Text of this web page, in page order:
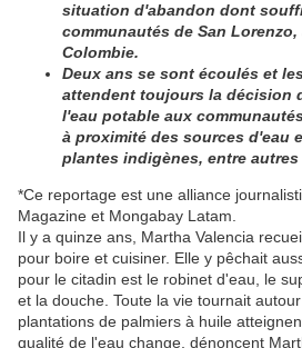
situation d'abandon dont
communautés de San
Colombie.
Deux ans se sont écoulés et
attendent toujours la décision
l'eau potable aux
à proximité des sources d'eau
plantes indigènes, entre autres
*Ce reportage est une alliance
Magazine et Mongabay Latam.
Il y a quinze ans, Martha Valencia
pour boire et cuisiner. Elle y pêchait
pour le citadin est le robinet d'eau, le
et la douche. Toute la vie tournait
plantations de palmiers à huile
qualité de l'eau change, dénoncent